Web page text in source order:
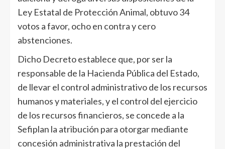
Ley Estatal de Protección Animal, obtuvo 34
votos a favor, ocho en contra y cero
abstenciones.
Dicho Decreto establece que, por ser la
responsable de la Hacienda Pública del Estado,
de llevar el control administrativo de los recursos
humanos y materiales, y el control del ejercicio
de los recursos financieros, se concede a la
Sefiplan la atribución para otorgar mediante
concesión administrativa la prestación del